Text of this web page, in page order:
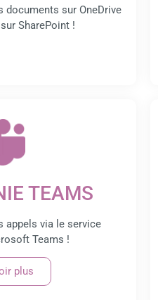
documents sur OneDrive
SharePoint !
TEAMS
appels via le service
Teams !
plus